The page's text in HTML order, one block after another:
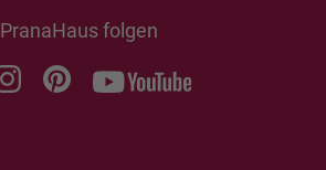
PranaHaus folgen